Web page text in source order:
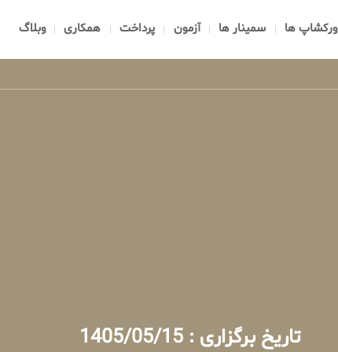
ورکشاپ ها سمینار ها آزمون پرداخت همکاری وبلاگ
تاریخ برگزاری : 1405/05/15